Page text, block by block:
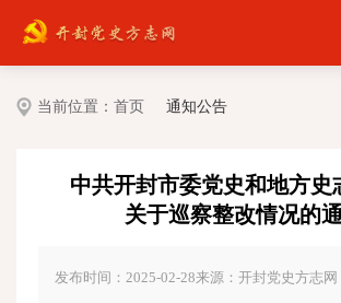
当前位置： 首页 通知公告
中共开封市委党史和地方史
关于巡察整改情况的
发布时间：2025-02-28来源：开封党史方志网